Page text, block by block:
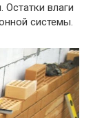
влаги
системы.